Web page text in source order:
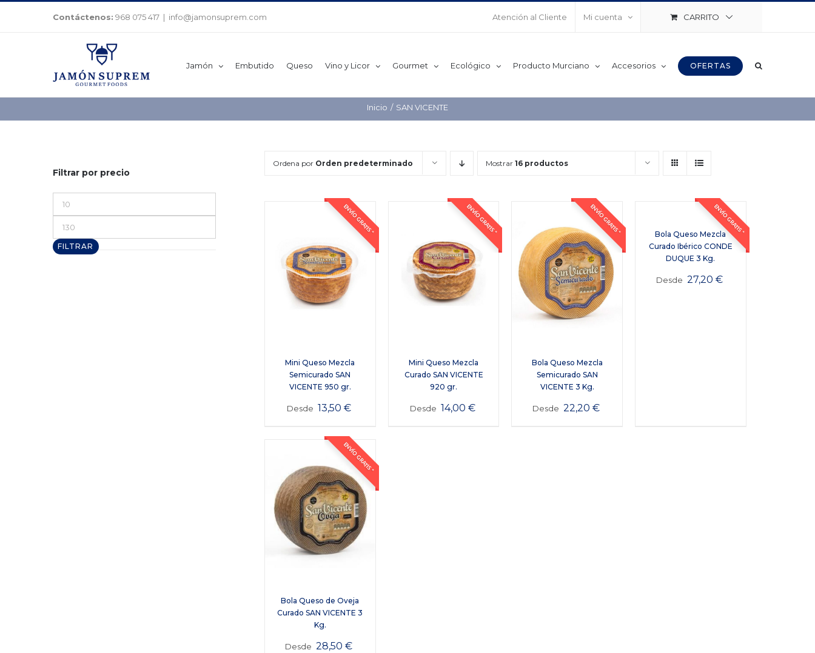
Contáctenos: 968 075 417 | info@jamonsuprem.com Atención al Cliente Mi cuenta CARRITO
Jamón Embutido Queso Vino y Licor Gourmet Ecológico Producto Murciano Accesorios OFERTAS
Inicio SAN VICENTE
Ordena por Orden predeterminado Mostrar16 productos
ENVÍO GRATIS *
Mini Queso Mezcla
Semicurado SAN
VICENTE 950 gr.
Desde 13,50 €
ENVÍO GRATIS *
Mini Queso Mezcla
Curado SAN VICENTE
920 gr.
Desde 14,00 €
ENVÍO GRATIS *
Bola Queso Mezcla
Semicurado SAN
VICENTE 3 Kg.
Desde 22,20 €
ENVÍO GRATIS *
Bola Queso Mezcla
Curado Ibérico CONDE
DUQUE 3 Kg.
Desde 27,20 €
ENVÍO GRATIS *
Bola Queso de Oveja
Curado SAN VICENTE 3
Kg.
Desde 28,50€
Filtrar por precio
mínimo
máximo
FILTRAR